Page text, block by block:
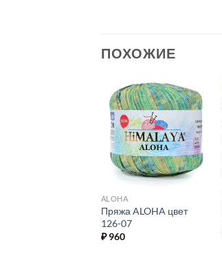
ПОХОЖИЕ
Добавить в
избранное.
ALOHA
Пряжа ALOHA цвет
126-07
₽960